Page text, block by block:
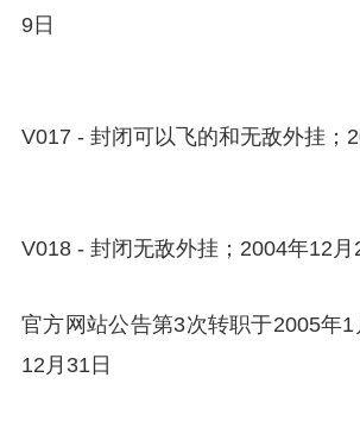
9日
V017 - 封闭可以飞的和无敌外挂；
V018 - 封闭无敌外挂；2004年12月
官方网站公告第3次转职于2005年
12月31日